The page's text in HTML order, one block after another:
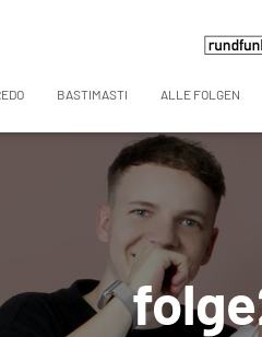
BASTIMASTI ALLE FOLGEN